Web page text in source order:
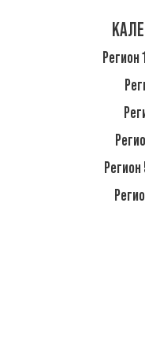
Малый кубок